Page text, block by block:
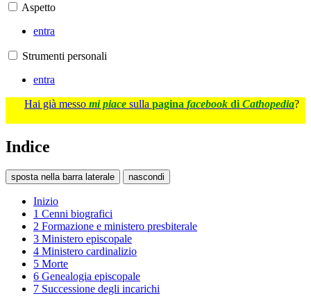
Aspetto
entra
Strumenti personali
entra
Hai già messo mi piace sulla pagina facebook di Cathopedia?
Indice
sposta nella barra laterale nascondi
Inizio
1 Cenni biografici
2 Formazione e ministero presbiterale
3 Ministero episcopale
4 Ministero cardinalizio
5 Morte
6 Genealogia episcopale
7 Successione degli incarichi